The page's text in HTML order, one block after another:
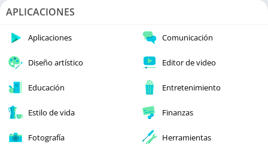
APLICACIONES
Aplicaciones Comunicación
Diseño artístico Editor de video
Educación Entretenimiento
Estilo de vida Finanzas
Fotografía Herramientas